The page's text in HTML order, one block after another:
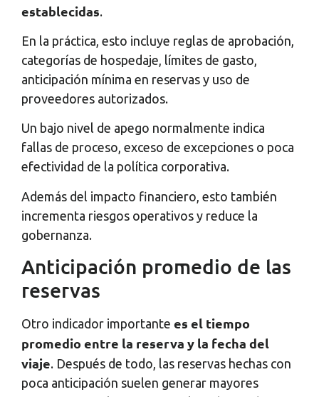
establecidas.
En la práctica, esto incluye reglas de aprobación,
categorías de hospedaje, límites de gasto,
anticipación mínima en reservas y uso de
proveedores autorizados.
Un bajo nivel de apego normalmente indica
fallas de proceso, exceso de excepciones o poca
efectividad de la política corporativa.
Además del impacto financiero, esto también
incrementa riesgos operativos y reduce la
gobernanza.
Anticipación promedio de las
reservas
Otro indicador importante es el tiempo
promedio entre la reserva y la fecha del
viaje. Después de todo, las reservas hechas con
poca anticipación suelen generar mayores